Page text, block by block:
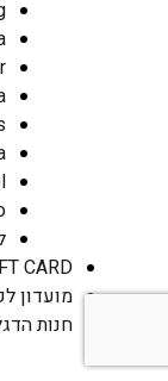
CARD
מועדון
חנות